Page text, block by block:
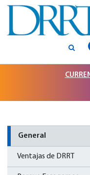
DRRT –
CLAIMS
GLOBAL SECURITIES
AND LITIGATION
General
Ventajas de DRRT